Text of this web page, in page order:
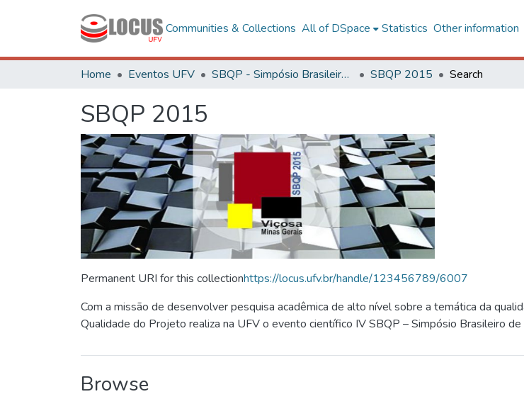
Communities & Collections All of DSpace Statistics Other information
Home Eventos UFV SBQP - Simpósio Brasileiro de Qualidade do Projeto no Ambiente Construído SBQP 2015 Search
SBQP 2015
Permanent URI for this collectionhttps://locus.ufv.br/handle/123456789/6007
Com a missão de desenvolver pesquisa acadêmica de alto nível sobre a temática da
Qualidade do Projeto realiza na UFV o evento científico IV SBQP – Simpósio Brasileiro
Browse